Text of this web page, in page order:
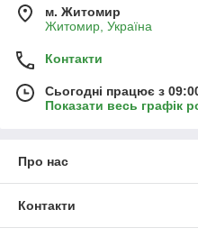
м. Житомир
Житомир, Україна
Контакти
Сьогодні працює з
Показати весь графік
Про нас
Контакти